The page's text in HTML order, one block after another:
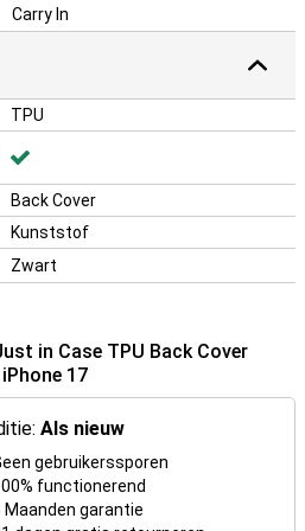
Carry In
TPU
Back Cover
Kunststof
Zwart
in Case TPU Back Cover
17
Als nieuw
gebruikerssporen
functionerend
Maanden garantie